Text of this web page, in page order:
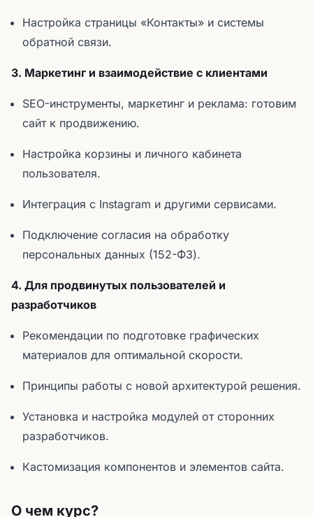
Настройка страницы «Контакты» и системы
обратной связи.
3. Маркетинг и взаимодействие с клиентами
SEO-инструменты, маркетинг и реклама: готовим
сайт к продвижению.
Настройка корзины и личного кабинета
пользователя.
Интеграция с Instagram и другими сервисами.
Подключение согласия на обработку
персональных данных (152-ФЗ).
4. Для продвинутых пользователей и
разработчиков
Рекомендации по подготовке графических
материалов для оптимальной скорости.
Принципы работы с новой архитектурой решения.
Установка и настройка модулей от сторонних
разработчиков.
Кастомизация компонентов и элементов сайта.
О чем курс?